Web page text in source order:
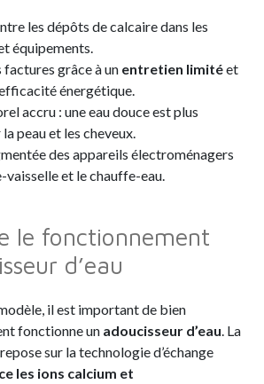
les dépôts de calcaire dans les
équipements.
factures grâce à un entretien limitéet
énergétique.
accru : une eau douce est plus
peau et les cheveux.
des appareils électroménagers
vaisselle et le chauffe-eau.
le fonctionnement
d’eau
il est important de bien
fonctionne un adoucisseur d’eau . La
sur la technologie d’échange
les ions calcium et